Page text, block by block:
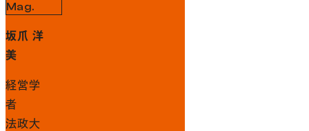
Mag.
坂爪 洋
美
経営学
者
法政大